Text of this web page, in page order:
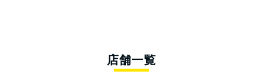
店舗一覧